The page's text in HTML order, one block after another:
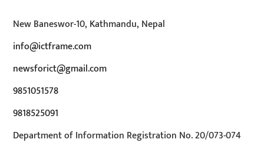
New Baneswor-10, Kathmandu, Nepal
info@ictframe.com
newsforict@gmail.com
9851051578
9818525091
Department of Information Registration No. 20/073-074